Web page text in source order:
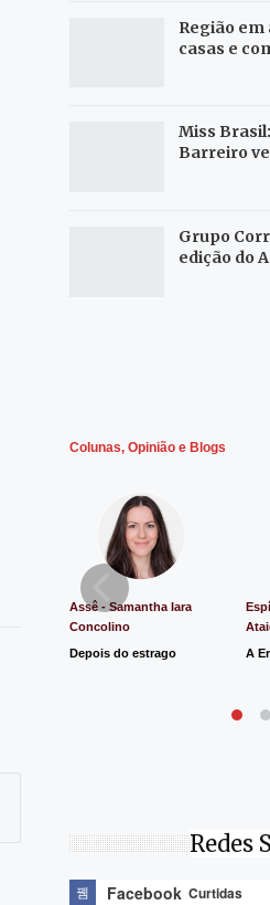
Região
casas e
Miss
Barreiro
Grupo
edição do
Colunas, Opinião e Blogs
Assê - Samantha Iara
Concolino
Depois do estrago
A
Redes
Facebook Curtidas